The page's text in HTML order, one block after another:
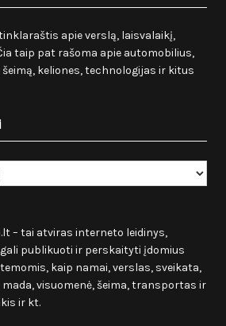
apie verslą, laisvalaikį,
taip pat rašoma apie automobilius,
keliones, technologijas ir kitus
– tai atviras interneto leidinys,
publikuoti ir perskaityti įdomius
kaip namai, verslas, sveikata,
visuomenė, šeima, transportas ir
ir kt.